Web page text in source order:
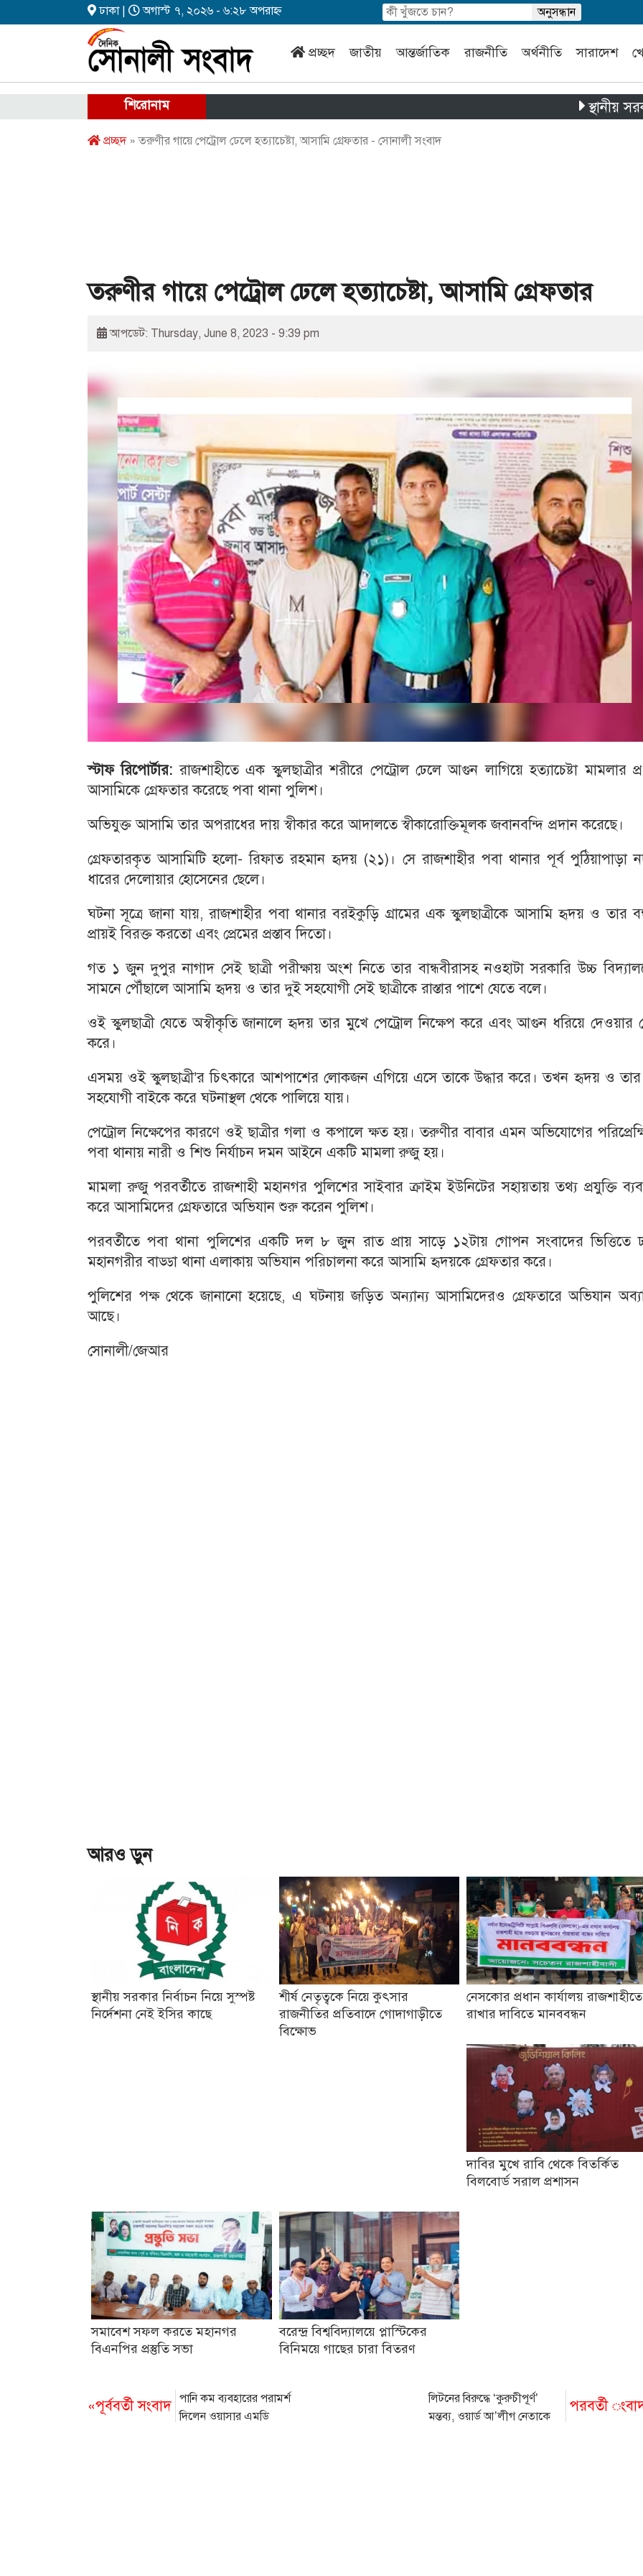
ঢাকা | অগাস্ট ৭, ২০২৬ - ৬:২৮ অপরাহ্ন
প্রচ্ছদ জাতীয় আন্তর্জাতিক রাজনীতি অর্থনীতি সারাদেশ
শিরোনাম স্থানীয় সরকার
প্রচ্ছদ» তরুণীর গায়ে পেট্রোল ঢেলে হত্যাচেষ্টা, আসামি গ্রেফতার - সোনালী সংবাদ
তরুণীর গায়ে পেট্রোল ঢেলে হত্যাচেষ্টা, আসামি গ্রেফতার
আপডেট: Thursday, June 8, 2023 - 9:39 pm
স্টাফ রিপোর্টার:রাজশাহীতে এক স্কুলছাত্রীর শরীরে পেট্রোল ঢেলে আগুন লাগিয়ে হত্যাচেষ্টা মামলার
আসামিকে গ্রেফতার করেছে পবা থানা পুলিশ।
অভিযুক্ত আসামি তার অপরাধের দায় স্বীকার করে আদালতে স্বীকারোক্তিমূলক জবানবন্দি প্রদান করেছে।
গ্রেফতারকৃত আসামিটি হলো- রিফাত রহমান হৃদয় (২১)। সে রাজশাহীর পবা থানার পূর্ব পুঠিয়াপাড়া
ধারের দেলোয়ার হোসেনের ছেলে।
ঘটনা সূত্রে জানা যায়, রাজশাহীর পবা থানার বরইকুড়ি গ্রামের এক স্কুলছাত্রীকে আসামি হৃদয় ও তার
প্রায়ই বিরক্ত করতো এবং প্রেমের প্রস্তাব দিতো।
গত ১ জুন দুপুর নাগাদ সেই ছাত্রী পরীক্ষায় অংশ নিতে তার বান্ধবীরাসহ নওহাটা সরকারি উচ্চ
সামনে পৌঁছালে আসামি হৃদয় ও তার দুই সহযোগী সেই ছাত্রীকে রাস্তার পাশে যেতে বলে।
ওই স্কুলছাত্রী যেতে অস্বীকৃতি জানালে হৃদয় তার মুখে পেট্রোল নিক্ষেপ করে এবং আগুন ধরিয়ে দেওয়ার
করে।
এসময় ওই স্কুলছাত্রী’র চিৎকারে আশপাশের লোকজন এগিয়ে এসে তাকে উদ্ধার করে। তখন হৃদয় ও
সহযোগী বাইকে করে ঘটনাস্থল থেকে পালিয়ে যায়।
পেট্রোল নিক্ষেপের কারণে ওই ছাত্রীর গলা ও কপালে ক্ষত হয়। তরুণীর বাবার এমন অভিযোগের
পবা থানায় নারী ও শিশু নির্যাচন দমন আইনে একটি মামলা রুজু হয়।
মামলা রুজু পরবর্তীতে রাজশাহী মহানগর পুলিশের সাইবার ক্রাইম ইউনিটের সহায়তায় তথ্য প্রযুক্তি
করে আসামিদের গ্রেফতারে অভিযান শুরু করেন পুলিশ।
পরবর্তীতে পবা থানা পুলিশের একটি দল ৮ জুন রাত প্রায় সাড়ে ১২টায় গোপন সংবাদের ভিত্তিতে
মহানগরীর বাড্ডা থানা এলাকায় অভিযান পরিচালনা করে আসামি হৃদয়কে গ্রেফতার করে।
পুলিশের পক্ষ থেকে জানানো হয়েছে, এ ঘটনায় জড়িত অন্যান্য আসামিদেরও গ্রেফতারে অভিযান
আছে।
সোনালী/জেআর
আরও ড়ুন
স্থানীয় সরকার নির্বাচন নিয়ে সুস্পষ্ট
নির্দেশনা নেই ইসির কাছে
শীর্ষ নেতৃত্বকে নিয়ে কুৎসার
রাজনীতির প্রতিবাদে গোদাগাড়ীতে
বিক্ষোভ
নেসকোর প্রধান কার্যালয় রাজশাহীতে
রাখার দাবিতে মানববন্ধন
দাবির মুখে রাবি থেকে বিতর্কিত
বিলবোর্ড সরাল প্রশাসন
সমাবেশ সফল করতে মহানগর
বিএনপির প্রস্তুতি সভা
বরেন্দ্র বিশ্ববিদ্যালয়ে প্লাস্টিকের
বিনিময়ে গাছের চারা বিতরণ
«পূর্ববর্তী সংবাদ পানি কম ব্যবহারের পরামর্শ
দিলেন ওয়াসার এমডি
পরবর্তী
লিটনের বিরুদ্ধে ‘কুরুচীপূর্ণ’
মন্তব্য, ওয়ার্ড আ’লীগ নেতাকে